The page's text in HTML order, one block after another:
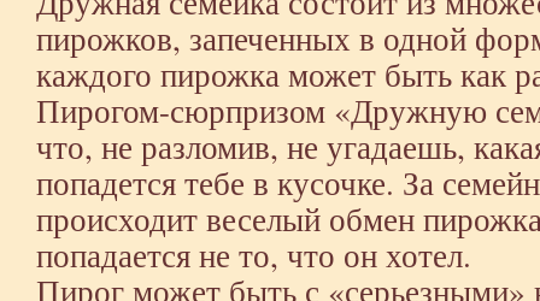
пирожков, запеченных в одной
каждого пирожка может быть как
Пирогом-сюрпризом «Дружную
что, не разломив, не угадаешь,
попадется тебе в кусочке. За
происходит веселый обмен
попадается не то, что он хотел.
Пирог может быть с «серьезными»